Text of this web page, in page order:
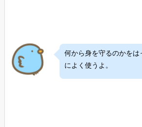
何から身を守るのかをは
によく使うよ。